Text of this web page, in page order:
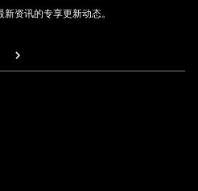
资讯的专享更新动态。